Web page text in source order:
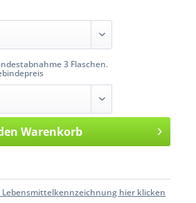
3 Flaschen.
Warenkorb
hier klicken